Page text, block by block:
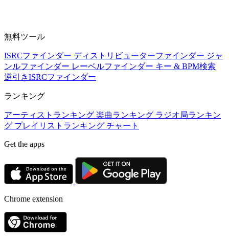
無料ツール
ISRCファインダー ディストリビューターファインダー ジャ
ンルファインダー レーベルファインダー キー & BPM検索
逆引きISRCファインダー
ランキング
アーティストランキング 楽曲ランキング ラジオ局ランキン
グ プレイリストランキング チャート
Get the apps
Chrome extension